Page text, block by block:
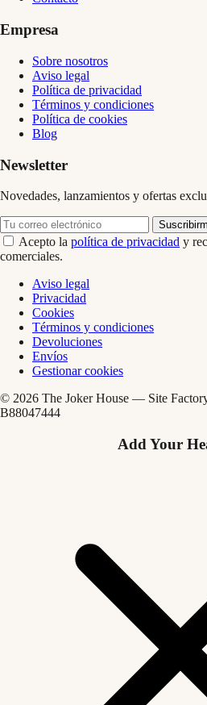
Empresa
Sobre nosotros
Aviso legal
Política de privacidad
Términos y condiciones
Política de cookies
Blog
Newsletter
Novedades, lanzamientos y ofertas
Acepto la política de privacidad y
comerciales.
Aviso legal
Privacidad
Cookies
Términos y condiciones
Devoluciones
Envíos
Gestionar cookies
© 2026 The Joker House — Site
B88047444
Add Your